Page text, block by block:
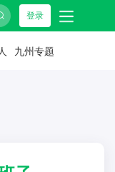
登录
九州专题